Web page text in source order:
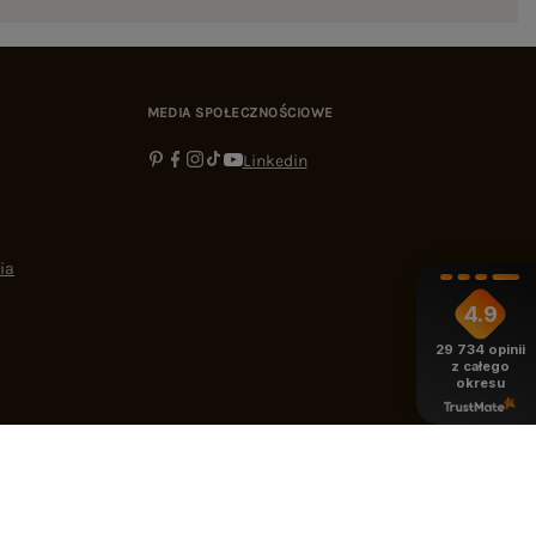
MEDIA SPOŁECZNOŚCIOWE
Linkedin
4.9
29 734 opinii
z całego
okresu